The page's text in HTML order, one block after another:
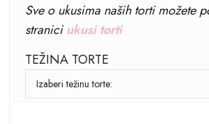
Sve o ukusima naših torti možete
straniciukusi torti
TEŽINA TORTE